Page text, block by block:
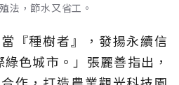
法，節水又省工。
『種樹者』，發揚永續信
色城市。」張麗善指出，